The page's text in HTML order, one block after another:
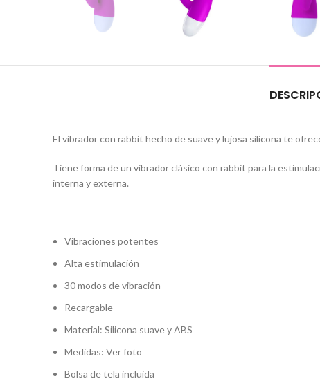
El vibrador con rabbit hecho de suave y lujosa silicona te
Tiene forma de un vibrador clásico con rabbit para la
interna y externa.
Vibraciones potentes
Alta estimulación
30 modos de vibración
Recargable
Material: Silicona suave y ABS
Medidas: Ver foto
Bolsa de tela incluida